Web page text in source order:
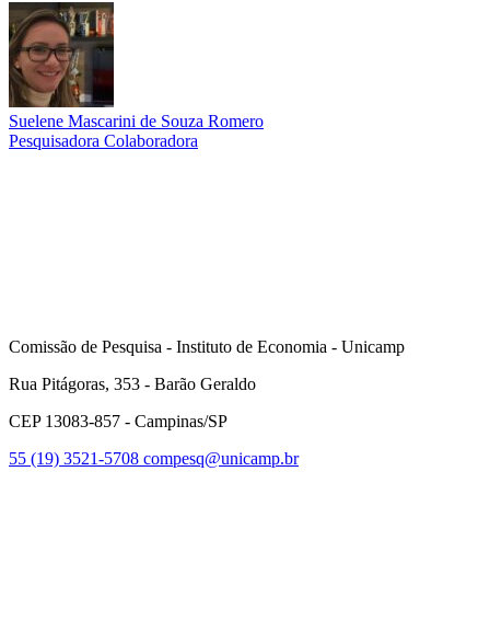
Suelene Mascarini de Souza Romero
Pesquisadora Colaboradora
Comissão de Pesquisa - Instituto de Economia - Unicamp
Rua Pitágoras, 353 - Barão Geraldo
CEP 13083-857 - Campinas/SP
55 (19) 3521-5708 compesq@unicamp.br